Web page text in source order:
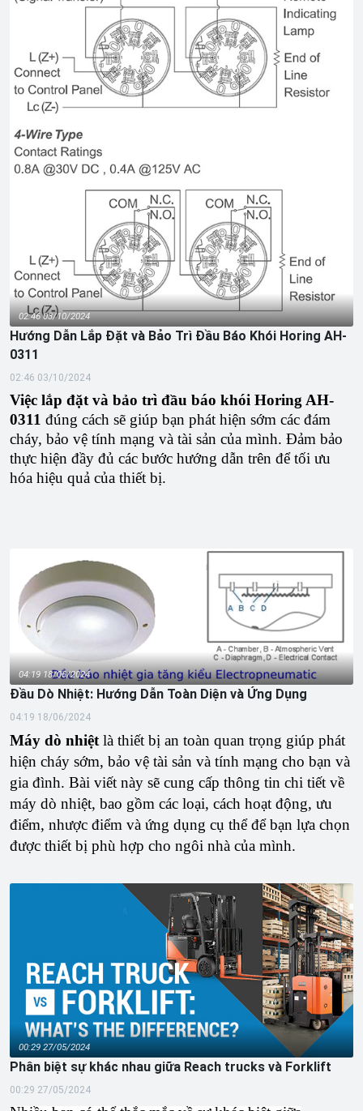
02:46 03/10/2024
Hướng Dẫn Lắp Đặt và Bảo Trì Đầu Báo Khói Horing AH-
0311
02:46 03/10/2024
Việc lắp đặt và bảo trì đầu báo khói Horing AH-
0311 đúng cách sẽ giúp bạn phát hiện sớm các đám
cháy, bảo vệ tính mạng và tài sản của mình. Đảm bảo
thực hiện đầy đủ các bước hướng dẫn trên để tối ưu
hóa hiệu quả của thiết bị.
04:19 18/06/2024
Đầu Dò Nhiệt: Hướng Dẫn Toàn Diện và Ứng Dụng
04:19 18/06/2024
Máy dò nhiệtlà thiết bị an toàn quan trọng giúp phát
hiện cháy sớm, bảo vệ tài sản và tính mạng cho bạn và
gia đình. Bài viết này sẽ cung cấp thông tin chi tiết về
máy dò nhiệt, bao gồm các loại, cách hoạt động, ưu
điểm, nhược điểm và ứng dụng cụ thể để bạn lựa chọn
được thiết bị phù hợp cho ngôi nhà của mình.
00:29 27/05/2024
Phân biệt sự khác nhau giữa Reach trucks và Forklift
00:29 27/05/2024